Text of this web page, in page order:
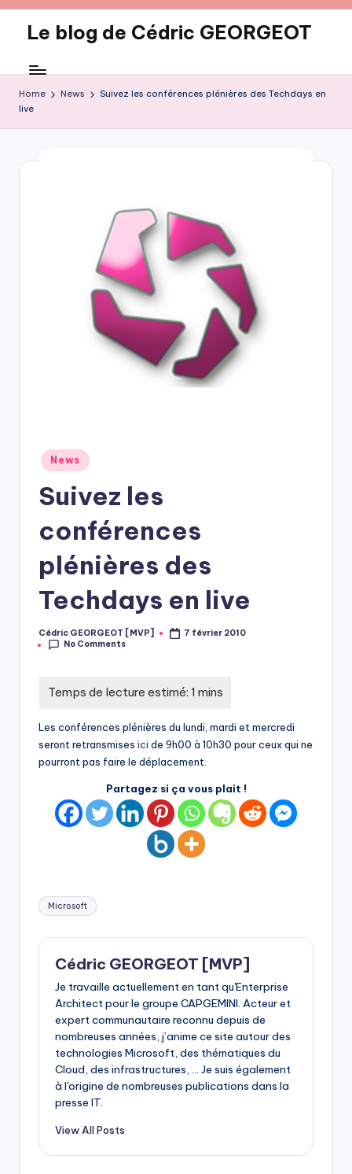
content
Le blog de Cédric GEORGEOT
Home News
Suivez les conférences plénières des Techdays en
live
Posted
in
News
Suivez les
conférences
plénières des
Techdays en live
Posted
by
Cédric GEORGEOT [MVP]
7 février 2010
No Comments
Les conférences plénières du lundi, mardi et mercredi
seront retransmises ici de 9h00 à 10h30 pour ceux qui ne
pourront pas faire le déplacement.
Partagez si ça vous plait !
Tags:
Microsoft
Cédric GEORGEOT [MVP]
Je travaille actuellement en tant qu'Enterprise
Architect pour le groupe CAPGEMINI. Acteur et
expert communautaire reconnu depuis de
nombreuses années, j’anime ce site autour des
technologies Microsoft, des thématiques du
Cloud, des infrastructures, ... Je suis également
à l'origine de nombreuses publications dans la
presse IT.
View All Posts